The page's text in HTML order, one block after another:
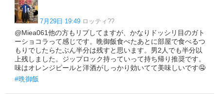
7月29日 19:49 ロッティ??
@Miea061他の方もリプしてますが、かなりドッシリ目のガト
ーショコラって感じです。晩御飯食べたあとに部屋で食べるつ
もりでしたらたぶん半分は残すと思います。男2人でも半分以
上残しました。ジップロック持っていって持ち帰り推奨です。
味はオレンジピールと洋酒がしっかり効いてて美味しいです🤤
#晩御飯